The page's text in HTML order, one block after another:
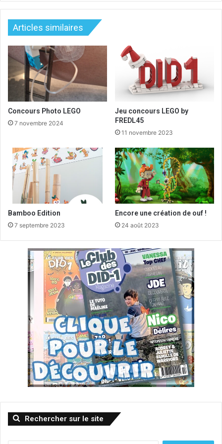
Articles similaires
Concours Photo LEGO
7 novembre 2024
Jeu concours LEGO by
FREDL45
11 novembre 2023
Bamboo Edition
7 septembre 2023
Encore une création de ouf !
24 août 2023
Rechercher sur le site